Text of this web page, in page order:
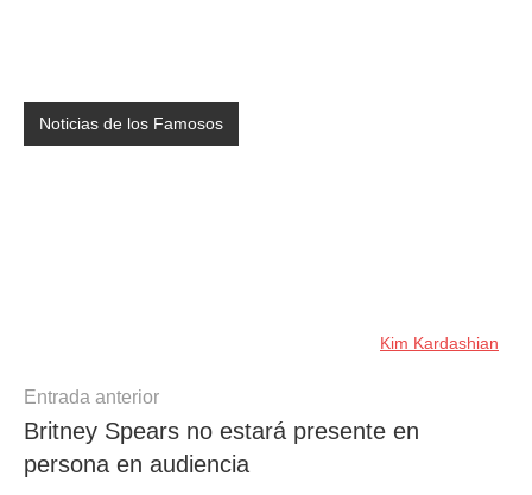
Noticias de los Famosos
Kim Kardashian
Navegación
de
entradas
Entrada anterior
Britney Spears no estará presente en
persona en audiencia